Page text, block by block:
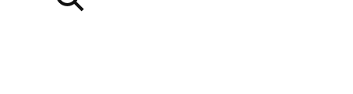
혈당 · 다이어트 음식 검색해보세요